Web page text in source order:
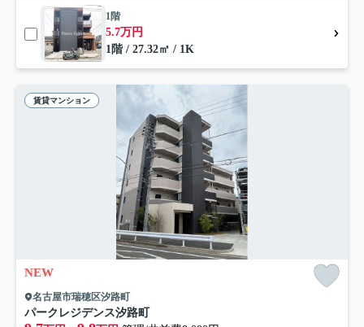
1階
5.7万円
1階 / 27.32㎡ / 1K
賃貸マンション
NEW
名古屋市瑞穂区汐路町
パークレジデンス汐路町